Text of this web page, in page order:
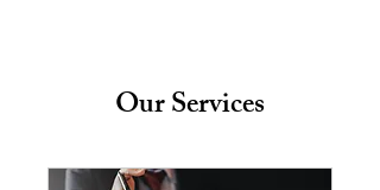
Our Services